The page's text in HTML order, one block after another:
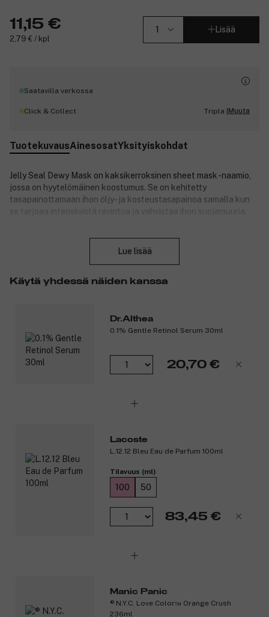
11,15 €
2,79 € / kpl
Lisää
Saatavilla verkossa
Click & Collect Tripla |Muuta
TuotekuvausAinesosatYksityiskohdat
Jelly Seal Dewy Mask on kaksikerroksinen sheet mask -naamio,
jossa on hyytelömäinen koostumus. Se on kehitetty
tasapainottamaan ihon öljy- ja kosteustasapainoa samalla kun
se tarjoaa intensiivistä ravintoa ja vahvistaa ihon suojamuuria.
ihoa, mikä tekee naamiosta ihanteellisen herkälle ja sekaiholle.
Naamio on rikastettu HyalDeca Complex-, PhytoPDRN Lotus- ja
hehkua. Iho jää raikkaaksi, täyteläiseksi ja
vastustuskykyisemmäksi, ja lopputuloksena on terve ja
kasteenraikas pinta.
Tuotenumero:
Lue lisää
Käytä yhdessä näiden kanssa
Dr.Althea
0.1% Gentle Retinol Serum 30ml
20,70 €
Lacoste
L.12.12 Bleu Eau de Parfum 100ml
Tilavuus (ml)
100 50
83,45 €
Manic Panic
® N.Y.C. Love Color™ Orange Crush
236ml